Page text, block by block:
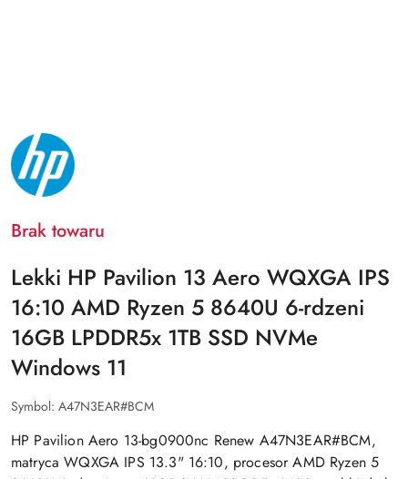
NAZWA
PRODUCENTA:
HP
Brak towaru
Lekki HP Pavilion 13 Aero WQXGA IPS
16:10 AMD Ryzen 5 8640U 6-rdzeni
16GB LPDDR5x 1TB SSD NVMe
Windows 11
Symbol: A47N3EAR#BCM
HP Pavilion Aero 13-bg0900nc Renew A47N3EAR#BCM,
matryca WQXGA IPS 13.3" 16:10, procesor AMD Ryzen 5